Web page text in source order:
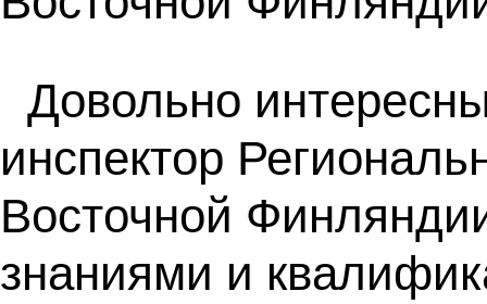
Довольно
инспектор
Восточной
знаниями и